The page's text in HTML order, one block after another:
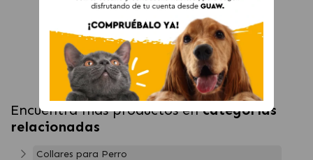
Encuentra más productos encategorías
relacionadas
Collares para Perro